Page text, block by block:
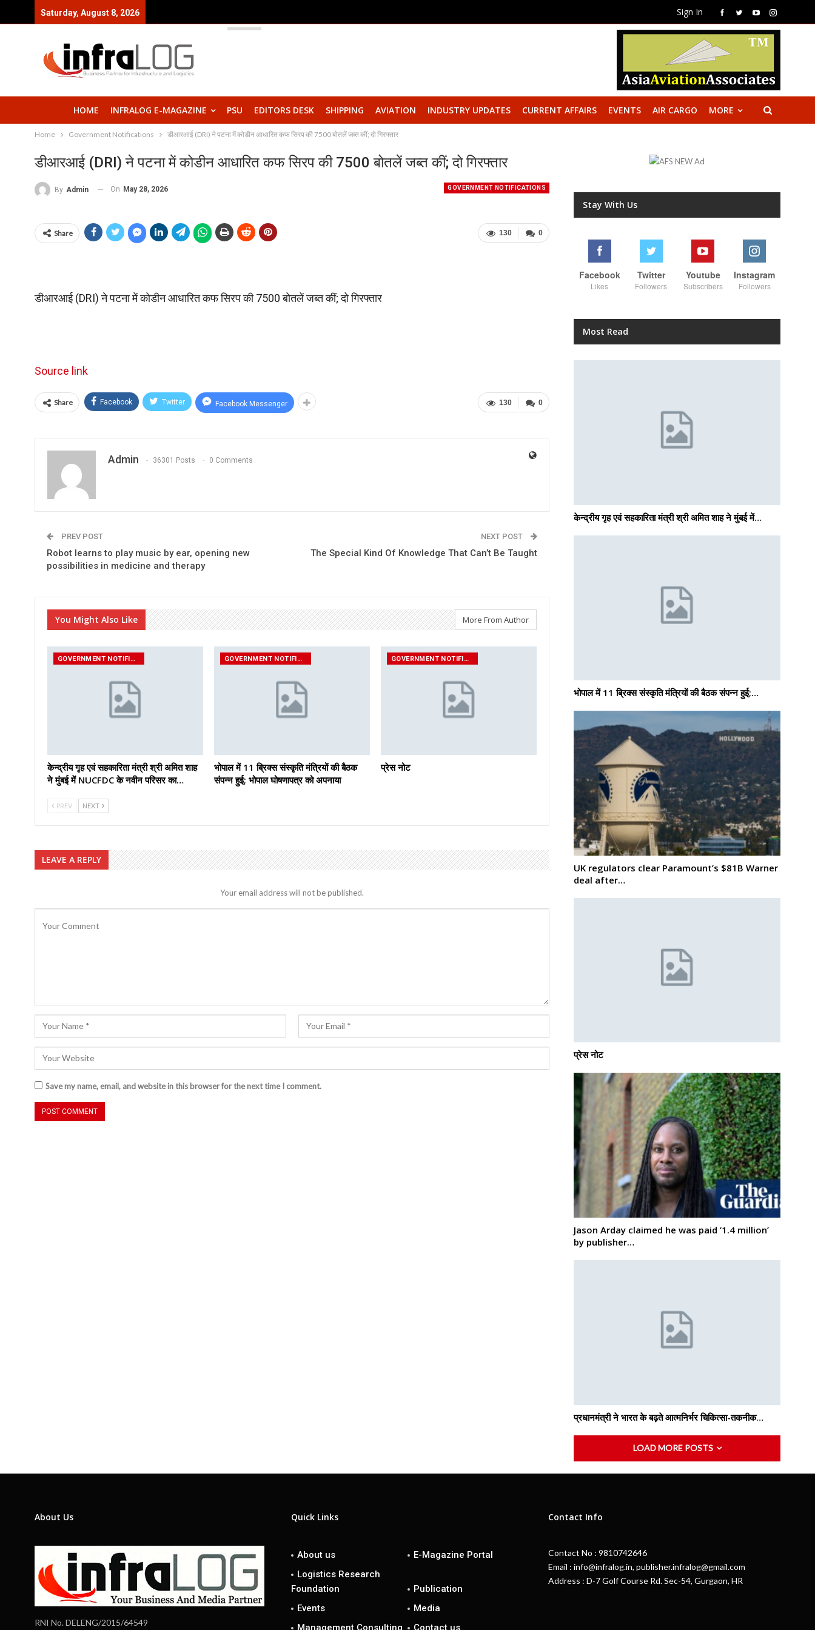
Sign In
Saturday, August 8, 2026
HOME INFRALOG E-MAGAZINE PSU EDITORS DESK SHIPPING AVIATION INDUSTRY UPDATES CURRENT AFFAIRS EVENTS AIR CARGO MORE
Home Government Notifications डीआरआई (DRI) ने पटना में कोडीन आधारित कफ सिरप की 7500 बोतलें जब्त कीं; दो गिरफ्तार
डीआरआई (DRI) ने पटना में कोडीन आधारित कफ सिरप की 7500 बोतलें जब्त कीं; दो गिरफ्तार
GOVERNMENT NOTIFICATIONS
By Admin On May 28, 2026
0
130
Share
डीआरआई (DRI) ने पटना में कोडीन आधारित कफ सिरप की 7500 बोतलें जब्त कीं; दो गिरफ्तार
Source link
0
130
Share Facebook Twitter Facebook Messenger
Admin 36301 Posts 0 Comments
PREV POST
Robot learns to play music by ear, opening new
possibilities in medicine and therapy
NEXT POST
The Special Kind Of Knowledge That Can’t Be Taught
You Might Also Like More From Author
GOVERNMENT NOTIFICATIONS
केन्द्रीय गृह एवं सहकारिता मंत्री श्री अमित शाह
ने मुंबई में NUCFDC के नवीन परिसर का…
GOVERNMENT NOTIFICATIONS
भोपाल में 11 ब्रिक्स संस्कृति मंत्रियों की बैठक
संपन्न हुई; भोपाल घोषणापत्र को अपनाया
GOVERNMENT NOTIFICATIONS
प्रेस नोट
PREV NEXT
LEAVE A REPLY
Your email address will not be published.
Save my name, email, and website in this browser for the next time I comment.
Stay With Us
Facebook
Likes
Twitter
Followers
Youtube
Subscribers
Instagram
Followers
Most Read
केन्द्रीय गृह एवं सहकारिता मंत्री श्री अमित शाह ने मुंबई में…
भोपाल में 11 ब्रिक्स संस्कृति मंत्रियों की बैठक संपन्न हुई;…
UK regulators clear Paramount’s $81B Warner
deal after…
प्रेस नोट
Jason Arday claimed he was paid ‘1.4 million’
by publisher…
प्रधानमंत्री ने भारत के बढ़ते आत्मनिर्भर चिकित्सा-तकनीक…
LOAD MORE POSTS
About Us
RNI No. DELENG/2015/64549
Quick Links
About us
E-Magazine Portal
Logistics Research
Foundation
Publication
Events
Media
Management Consulting
Contact us
Contact Info
Contact No : 9810742646
Email : info@infralog.in, publisher.infralog@gmail.com
Address : D-7 Golf Course Rd. Sec-54, Gurgaon, HR